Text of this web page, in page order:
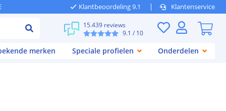
Klantbeoordeling 9.1 Klantenservice
15.439 reviews
9.1 / 10
merken Speciale profielen Onderdelen